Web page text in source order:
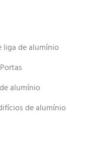
liga de alumínio
alumínio
de alumínio